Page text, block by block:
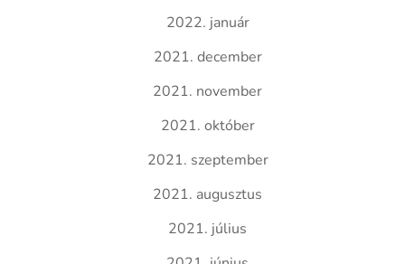
2022. január
2021. december
2021. november
2021. október
2021. szeptember
2021. augusztus
2021. július